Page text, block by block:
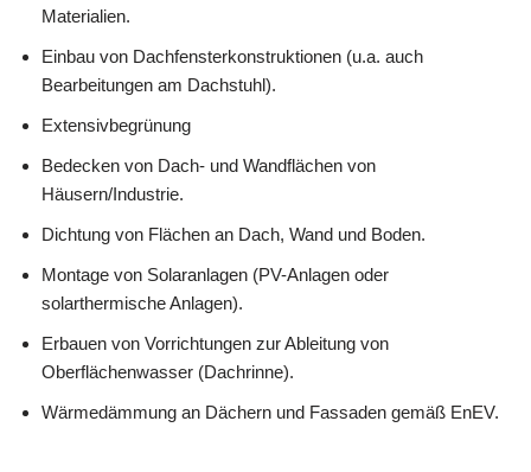
Materialien.
Einbau von Dachfensterkonstruktionen (u.a. auch
Bearbeitungen am Dachstuhl).
Extensivbegrünung
Bedecken von Dach- und Wandflächen von
Häusern/Industrie.
Dichtung von Flächen an Dach, Wand und Boden.
Montage von Solaranlagen (PV-Anlagen oder
solarthermische Anlagen).
Erbauen von Vorrichtungen zur Ableitung von
Oberflächenwasser (Dachrinne).
Wärmedämmung an Dächern und Fassaden gemäß EnEV.